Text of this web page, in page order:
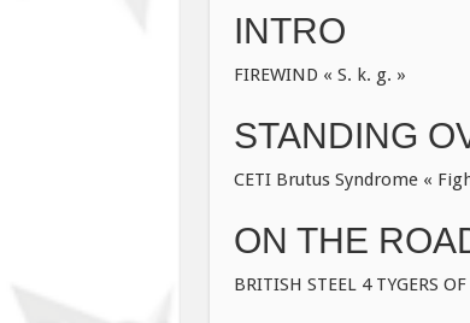
INTRO
FIREWIND « S. k. g. »
STANDING
CETI Brutus Syndrome «
ON THE
BRITISH STEEL 4 TYGERS